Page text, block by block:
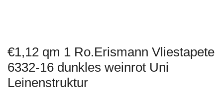
€1,12 qm 1 Ro.Erismann Vliestapete
6332-16 dunkles weinrot Uni
Leinenstruktur